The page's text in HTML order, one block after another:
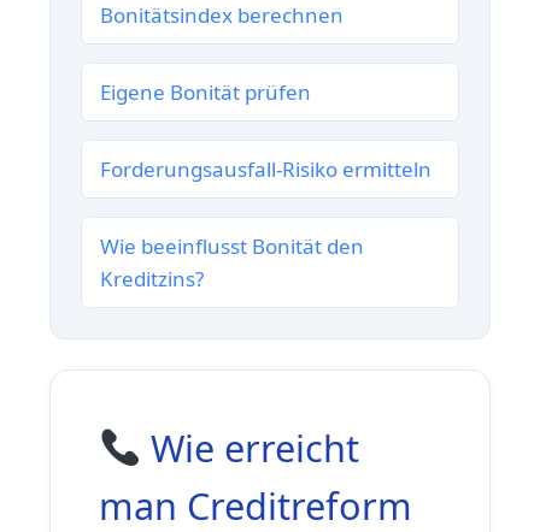
Bonitätsindex berechnen
Eigene Bonität prüfen
Forderungsausfall-Risiko ermitteln
Wie beeinflusst Bonität den
Kreditzins?
Wie erreicht
man Creditreform